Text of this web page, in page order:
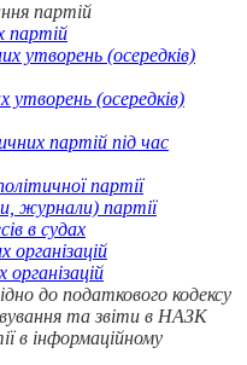
партій
партій
утворень (осередків)
утворень (осередків)
партій під час
партії
журнали) партії
в судах
організацій
організацій
до податкового кодексу
та звіти в НАЗК
в інформаційному